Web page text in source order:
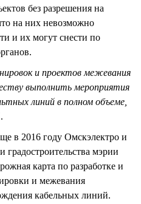
без разрешения на
на них невозможно
и их могут снести по
и проектов межевания
выполнить мероприятия
линий в полном объеме,
в 2016 году Омскэлектро и
градостроительства мэрии
карта по разработке и
и межевания
кабельных линий.